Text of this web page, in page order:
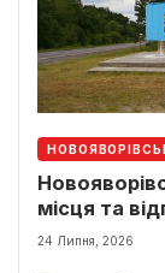
місця та
24 Липня, 2026